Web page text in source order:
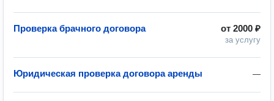
от 2000 ₽
за услугу
Проверка брачного договора
—
Юридическая проверка договора аренды